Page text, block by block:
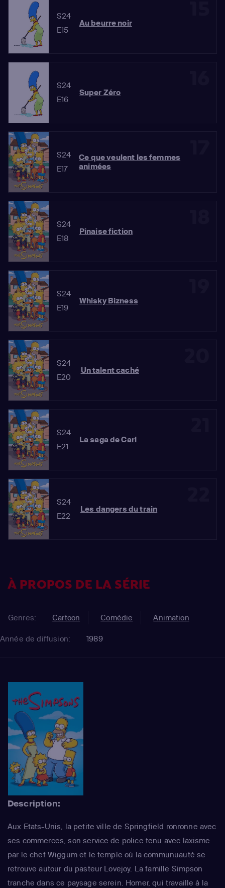
S24
E15
Au beurre noir
S24
E16
Super Zéro
S24
E17
Ce que veulent les femmes
animées
S24
E18
Pinaise fiction
S24
E19
Whisky Bizness
S24
E20
Un talent caché
S24
E21
La saga de Carl
S24
E22
Les dangers du train
À PROPOS DE LA SÉRIE
Genres: Cartoon Comédie Animation
Année de diffusion: 1989
Description:
Aux Etats-Unis, la petite ville de Springfield ronronne avec
ses commerces, son service de police tenu avec laxisme
par le chef Wiggum et le temple où la communuauté se
retrouve autour du pasteur Lovejoy. La famille Simpson
tranche dans ce paysage serein. Homer, qui travaille à la